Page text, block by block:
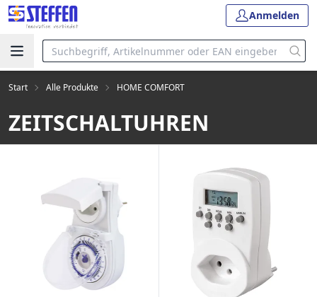
Anmelden
Start Alle Produkte HOME COMFORT
ZEITSCHALTUHREN